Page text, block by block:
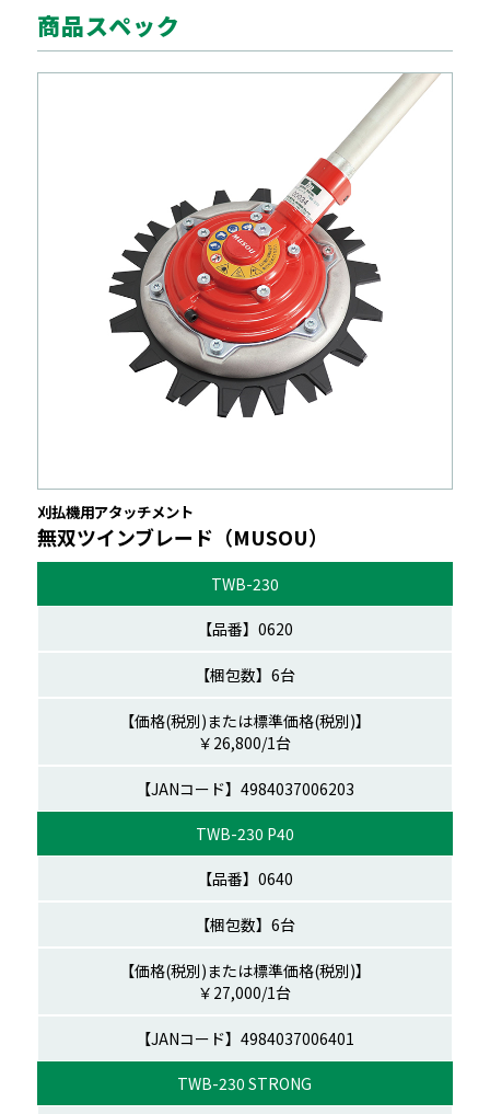
商品スペック
刈払機用アタッチメント
無双ツインブレード（MUSOU）
TWB-230
0620
6台
￥26,800/1台
06203
TWB-230 P40
0640
6台
￥27,000/1台
06401
TWB-230 STRONG